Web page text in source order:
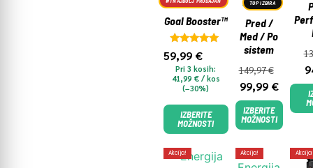
Goal Booster™
Ocenjeno
5.00
od 5
59,99 €
Pri 3 kosih:
41,99 €/ kos
(−30%)
IZBERITE
MOŽNOSTI
TOP IZBIRA
Pred /
Med / Po
sistem
149,97€
99,99 €
IZBERITE
MOŽNOSTI
Akcija! Akcija! Akcija